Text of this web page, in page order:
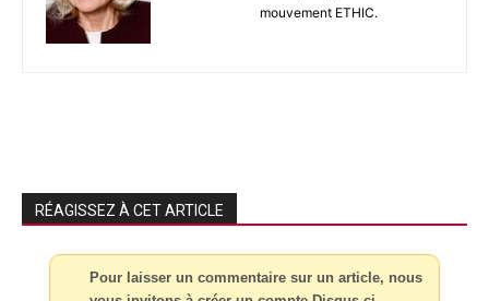
mouvement ETHIC.
RÉAGISSEZ À CET ARTICLE
Pour laisser un commentaire sur un article, nous